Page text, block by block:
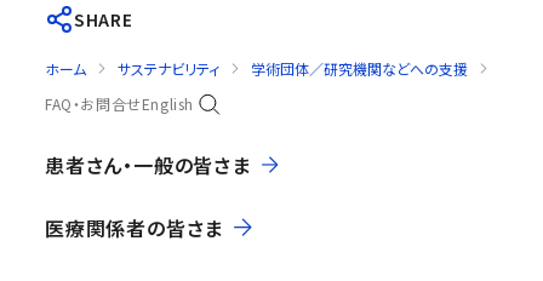
SHARE
ホーム サステナビリティ 学術団体／研究機関などへの支援
FAQ・お問合せEnglish
患者さん・一般の皆さま
医療関係者の皆さま